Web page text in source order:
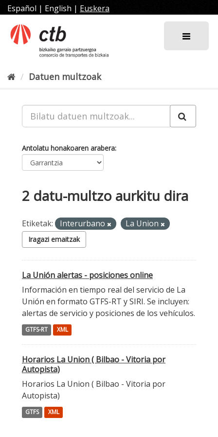
Joan
edukira
Español | English | Euskera
Datuen multzoak
Antolatu honakoaren arabera
2 datu-multzo aurkitu dira
Etiketak: Interurbano La Union
Iragazi emaitzak
La Unión alertas - posiciones online
Información en tiempo real del servicio de La
Unión en formato GTFS-RT y SIRI. Se incluyen:
alertas de servicio y posiciones de los vehículos.
GTFS-RT XML
Horarios La Union ( Bilbao - Vitoria por
Autopista)
Horarios La Union ( Bilbao - Vitoria por
Autopista)
GTFS XML